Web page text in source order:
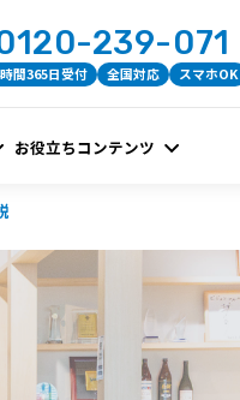
239-071
間365日受付 全国対応 スマホOK
お役立ちコンテンツ